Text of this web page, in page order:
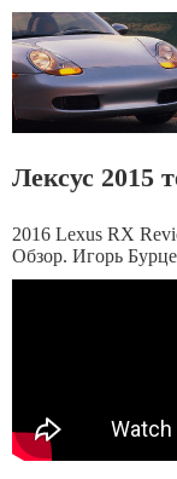
Лексус 2015
2016 Lexus RX
Обзор. Игорь